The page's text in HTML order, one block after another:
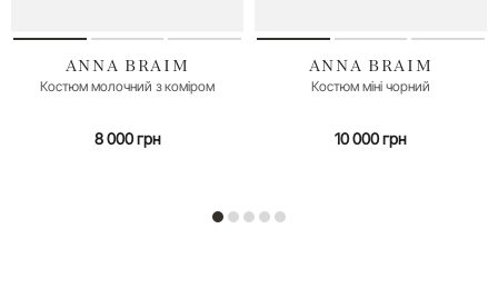
M (46)
ANNA BRAIM
Костюм молочний з коміром
8 000 грн
ANNA BRAIM
Костюм міні чорний
10 000 грн